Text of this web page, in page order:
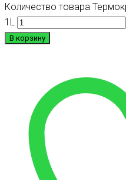
Количество товара
1L
В корзину